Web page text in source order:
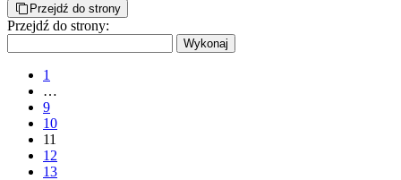
Przejdź do strony
Przejdź do strony:
1
…
9
10
11
12
13